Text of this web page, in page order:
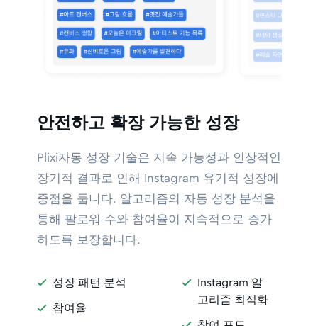
안전하고 확장 가능한 성장
Plixi자동 성장 기술은 지속 가능성과 인상적인
장기적 결과로 인해 Instagram 유기적 성장에
중점을 둡니다. 알고리즘의 자동 성장 분석을
통해 팔로워 수와 참여율이 지속적으로 증가
하도록 보장합니다.
 성장 패턴 분석
 참여율

Instagram 알
고리즘 최적화